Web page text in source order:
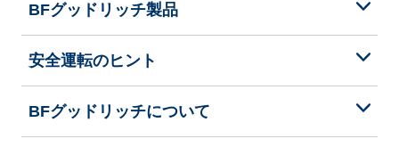
BFグッドリッチ製品
安全運転のヒント
BFグッドリッチについて